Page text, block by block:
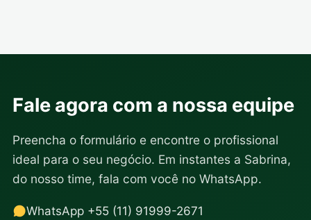
Fale agora com a nossa equipe
Preencha o formulário e encontre o profissional
ideal para o seu negócio. Em instantes a Sabrina,
do nosso time, fala com você no WhatsApp.
WhatsApp +55 (11) 91999-2671